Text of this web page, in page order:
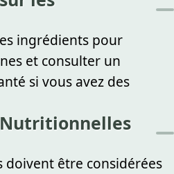
ingrédients pour
et consulter un
si vous avez des
doivent être considérées